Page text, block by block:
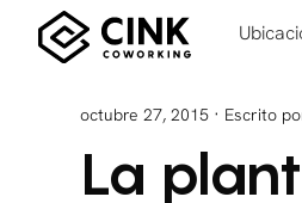
octubre 27, 2015 · Escrito
La